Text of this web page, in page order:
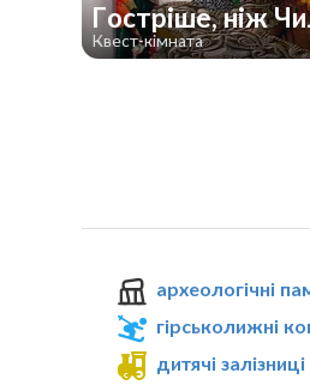
Гостріше, ніж
Квест-кімната
археологічні
гірськолижні
дитячі